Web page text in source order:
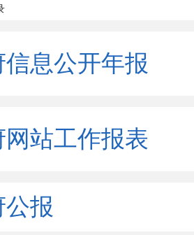
息公开年报
网站工作报表
报